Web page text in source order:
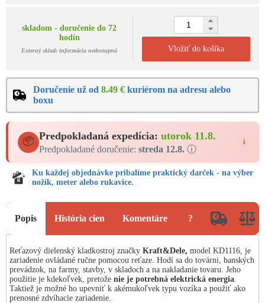
skladom - doručenie do 72
hodín
Externý sklad: informácia nedostupná Vložiť do košíka
Doručenie už od 8.49 € kuriérom na adresu alebo
boxu
📦 Predpokladaná expedícia: utorok 11.8.
Predpokladané doručenie: streda 12.8. ⓘ
i
Ku každej objednávke pribalíme praktický darček - na výber
nožík, meter alebo rukavice.
Popis História cien Komentáre ?
Reťazový dielenský kladkostroj značky Kraft&Dele, model KD1116, je
zariadenie ovládané ručne pomocou reťaze. Hodí sa do továrni, banských
prevádzok, na farmy, stavby, v skladoch a na nakladanie tovaru. Jeho
použitie je kdekoľvek, pretože nie je potrebná elektrická energia.
Taktiež je možné ho upevniť k akémukoľvek typu vozíka a použiť ako
prenosné zdvíhacie zariadenie.